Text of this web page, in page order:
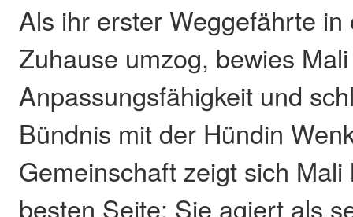
Als ihr erster Weggefährte in
Zuhause umzog, bewies
Anpassungsfähigkeit und
Bündnis mit der Hündin
Gemeinschaft zeigt sich
besten Seite: Sie agiert als